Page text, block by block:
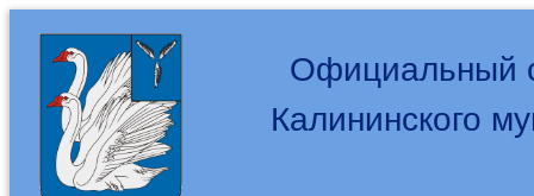
Официальный
Калининского